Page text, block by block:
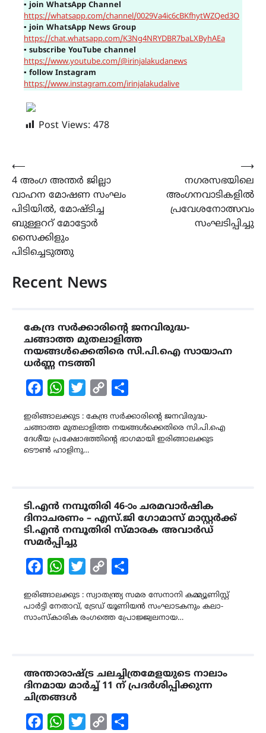
▪ join WhatsApp Channel
https://whatsapp.com/channel/0029Va4ic6cBKfhytWZQed3O
▪ join WhatsApp News Group
https://chat.whatsapp.com/K3Ng4NRYDBR7baLXByhAEa
▪ subscribe YouTube channel
https://www.youtube.com/@irinjalakudanews
▪ follow Instagram
https://www.instagram.com/irinjalakudalive
Post Views: 478
Post
navigation
⟵
4 അംഗ അന്തർ ജില്ലാ
വാഹന മോഷണ സംഘം
പിടിയിൽ, മോഷ്ടിച്ച
ബുള്ളററ് മോട്ടോർ
സൈക്കിളും
പിടിച്ചെടുത്തു
നഗരസഭയിലെ
അംഗനവാടികളിൽ
പ്രവേശനോത്സവം
സംഘടിപ്പിച്ചു
⟶
Recent News
കേന്ദ്ര സർക്കാരിൻ്റെ ജനവിരുദ്ധ-
ചങ്ങാത്ത മുതലാളിത്ത
നയങ്ങൾക്കെതിരെ സി.പി.ഐ സായാഹ്ന
ധർണ്ണ നടത്തി
FacebookWhatsAppTwitterCopy
ഇരിങ്ങാലക്കുട : കേന്ദ്ര സർക്കാരിൻ്റെ ജനവിരുദ്ധ-
ചങ്ങാത്ത മുതലാളിത്ത നയങ്ങൾക്കെതിരെ സി.പി.ഐ
ദേശീയ പ്രക്ഷോഭത്തിൻ്റെ ഭാഗമായി ഇരിങ്ങാലക്കുട
ടൌൺ ഹാളിനു…
ടി.എൻ നമ്പൂതിരി 46-ാം ചരമവാർഷിക
ദിനാചരണം – എസ്.ജി ഗോമാസ് മാസ്റ്റർക്ക്
ടി.എൻ നമ്പൂതിരി സ്മാരക അവാർഡ്
സമർപ്പിച്ചു
FacebookWhatsAppTwitterCopy
ഇരിങ്ങാലക്കുട : സ്വാതന്ത്ര്യ സമര സേനാനി കമ്മ്യൂണിസ്റ്റ്
പാർട്ടി നേതാവ്, ട്രേഡ് യൂണിയൻ സംഘാടകനും കലാ-
സാംസ്കാരിക രംഗത്തെ പ്രോജ്ജ്വലനായ…
അന്താരാഷ്ട്ര ചലച്ചിത്രമേളയുടെ നാലാം
ദിനമായ മാർച്ച് 11 ന് പ്രദർശിപ്പിക്കുന്ന
ചിത്രങ്ങൾ
FacebookWhatsAppTwitterCopy